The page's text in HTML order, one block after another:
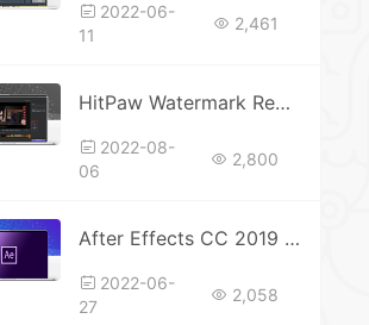
2022-06-
11
2,461
HitPaw Watermark Remover视频去水印中文绿色版本
2022-08-
06
2,800
After Effects CC 2019 软件安装教程
2022-06-
27
2,058